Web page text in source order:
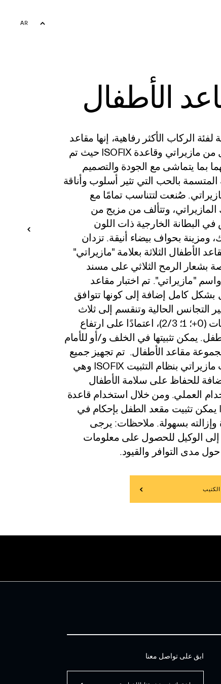
AR
الأطفال
الركاب الأكثر رفاهية، إنها مقاعد
الأطفال من مازيراتي وقاعدة ISOFIX حيث تم
بما يتماشى مع الجودة والتصميم
المتسمة بالحب التي تثير أسلوب وأناقة
صُنعت لتتناسب تمامًا مع
المازيراتي، وتتألف من مزيج من
في البطانة الخارجية ذات اللون
ومزينة بحواف بيضاء أنيقة. تزدان
الأطفال الثلاثة بعلامة "مازيراتي"
بشعار الرمح الثلاثي على مسند
"مازيراتي". تم اختبار مقاعد
بشكل كامل إضافة إلى كونها تتوافق
التجانس الحالية وتنقسم إلى ثلاث
مجموعات (0+؛ 1؛ 2/3)، اعتمادًا على ارتفاع
يمكن تثبيتها في الخلف و/أو للأمام
مقاعد الأطفال. تم تجهيز جميع
سيارات مازيراتي بنظام التثبيت ISOFIX وهي
للحفاظ على سلامة الأطفال
العملي. ومن خلال استخدام قاعدة
ISOFIX يمكن تثبيت مقعد الطفل بإحكام في
وإزالته بسهولة. ملاحظات: يرجى
إلى الوكيل للحصول على معلومات
حول مدى التوافر والقيود.
ابق على تواصل معنا